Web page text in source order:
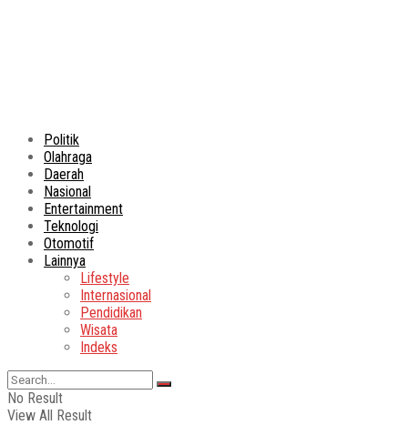
Politik
Olahraga
Daerah
Nasional
Entertainment
Teknologi
Otomotif
Lainnya
Lifestyle
Internasional
Pendidikan
Wisata
Indeks
No Result
View All Result